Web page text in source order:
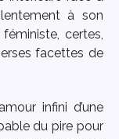
à son
certes,
facettes de
infini d’une
du pire pour